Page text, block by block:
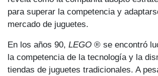
para superar la competencia y
mercado de juguetes.
En los años 90, LEGO ® se encontró
la competencia de la tecnología y la
tiendas de juguetes tradicionales. A